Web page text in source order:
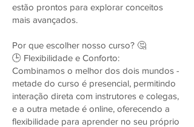
estão prontos para explorar conceitos
mais avançados.
Por que escolher nosso curso? 🤔
🕒 Flexibilidade e Conforto:
Combinamos o melhor dos dois mundos -
metade do curso é presencial, permitindo
interação direta com instrutores e colegas,
e a outra metade é online, oferecendo a
flexibilidade para aprender no seu próprio